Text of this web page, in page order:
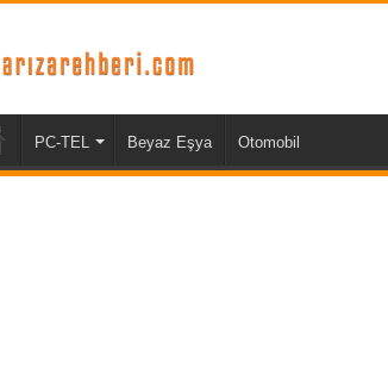
PC-TEL Beyaz Eşya Otomobil